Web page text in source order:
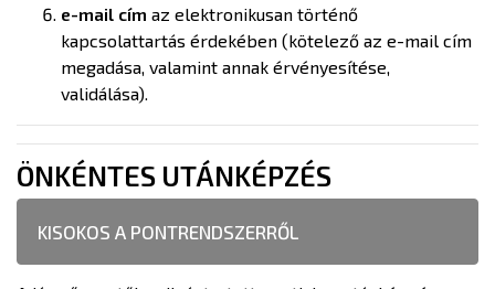
e-mail cím az elektronikusan történő
kapcsolattartás érdekében (kötelező az e-mail cím
megadása, valamint annak érvényesítése,
validálása).
ÖNKÉNTES UTÁNKÉPZÉS
KISOKOS A PONTRENDSZERRŐL